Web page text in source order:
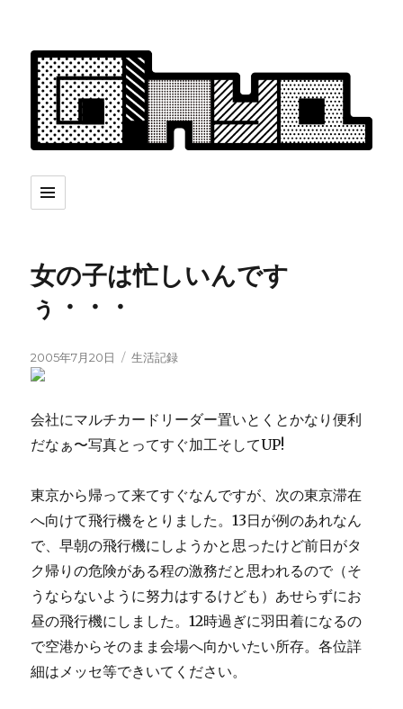
女の子は忙しいんです
ぅ・・・
投
稿
2005年7月20日
カ
生活記録
会社にマルチカードリーダー置いとくとかなり便利
だなぁ〜写真とってすぐ加工そしてUP!
東京から帰って来てすぐなんですが、次の東京滞在
へ向けて飛行機をとりました。13日が例のあれなん
で、早朝の飛行機にしようかと思ったけど前日がタ
ク帰りの危険がある程の激務だと思われるので（そ
うならないように努力はするけども）あせらずにお
昼の飛行機にしました。12時過ぎに羽田着になるの
で空港からそのまま会場へ向かいたい所存。各位詳
細はメッセ等できいてください。